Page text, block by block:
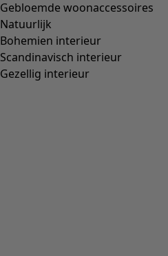
Gebloemde woonaccessoires
Natuurlijk
Bohemien interieur
Scandinavisch interieur
Gezellig interieur